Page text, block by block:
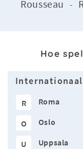
Rousseau -
Hoe
R Roma
O Oslo
U Uppsala